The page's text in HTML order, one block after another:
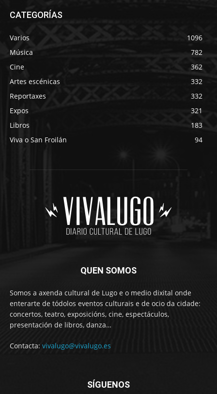
CATEGORÍAS
Varios
1096
Música
782
Cine
362
Artes escénicas
332
Reportaxes
332
Expos
321
Libros
183
Viva o San Froilán
94
QUEN SOMOS
Somos a axenda cultural de Lugo e o medio dixital onde
enterarte de tódolos eventos culturais e de ocio da cidade:
concertos, teatro, exposicións, cine, espectáculos,
presentación de libros, danza…
Contacta: vivalugo@vivalugo.es
SÍGUENOS